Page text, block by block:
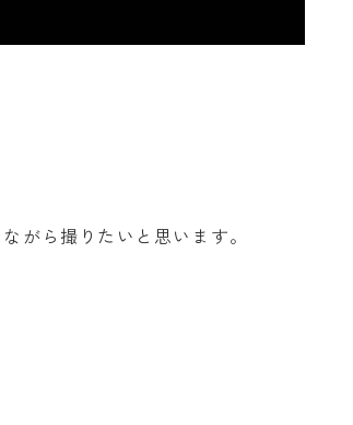
がら撮りたいと思います。